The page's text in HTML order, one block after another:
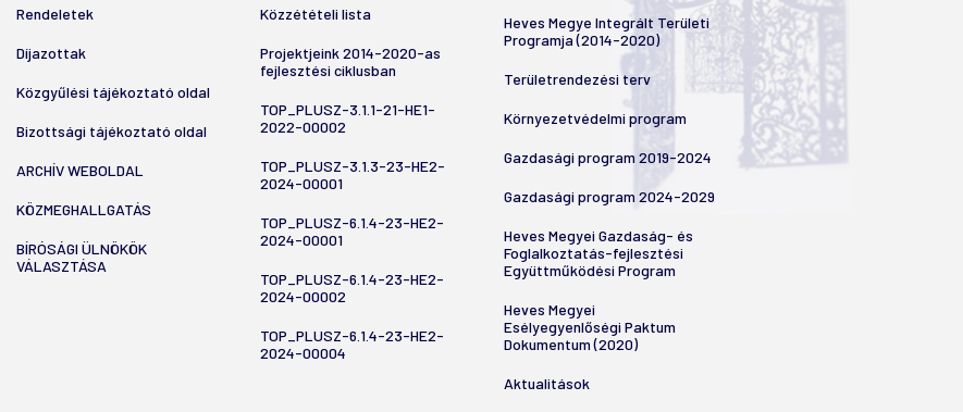
Rendeletek
Díjazottak
Közgyűlési tájékoztató oldal
Bizottsági tájékoztató oldal
ARCHÍV WEBOLDAL
KÖZMEGHALLGATÁS
BÍRÓSÁGI ÜLNÖKÖK
VÁLASZTÁSA
Közzétételi lista
Projektjeink 2014-2020-as
fejlesztési ciklusban
TOP_PLUSZ-3.1.1-21-HE1-
2022-00002
TOP_PLUSZ-3.1.3-23-HE2-
2024-00001
TOP_PLUSZ-6.1.4-23-HE2-
2024-00001
TOP_PLUSZ-6.1.4-23-HE2-
2024-00002
TOP_PLUSZ-6.1.4-23-HE2-
2024-00004
Heves Megye Integrált Területi
Programja (2014-2020)
Területrendezési terv
Környezetvédelmi program
Gazdasági program 2019-2024
Gazdasági program 2024-2029
Heves Megyei Gazdaság- és
Foglalkoztatás-fejlesztési
Együttműködési Program
Heves Megyei
Esélyegyenlőségi Paktum
Dokumentum (2020)
Aktualitások